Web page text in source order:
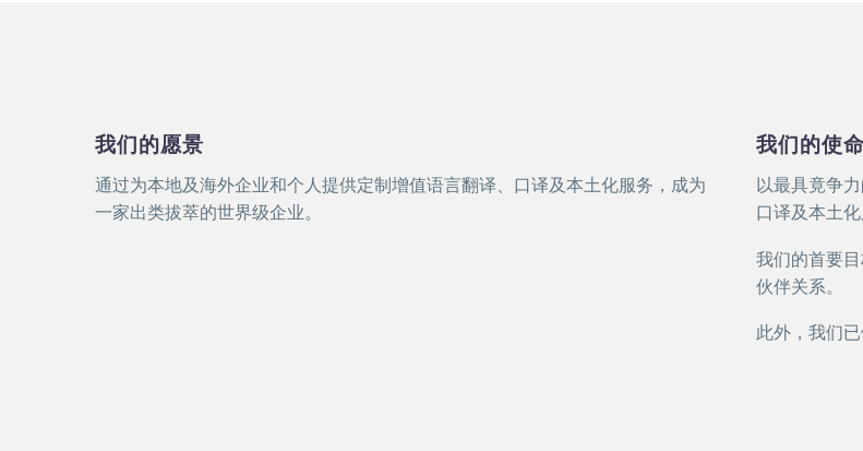
我们的愿景
通过为本地及海外企业和个人提供定制增值语言翻译、口译及本土化服务，成为
一家出类拔萃的世界级企业。
我们的使命
以最具竟争
口译及本土
我们的首要
伙伴关系。
此外，我们